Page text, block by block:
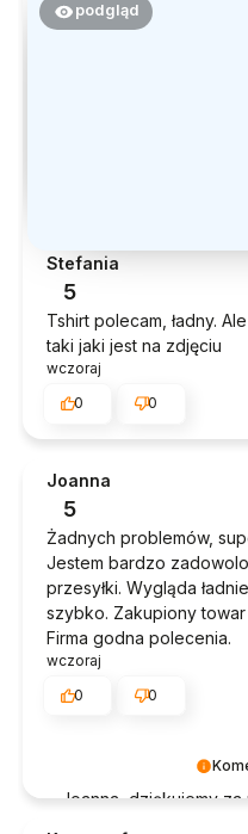
podgląd
Stefania
5
Tshirt polecam, ładny.
taki jaki jest na zdjęciu
wczoraj
0
0
Joanna, dziękujemy za
Joanna
5
Żadnych problemów,
Jestem bardzo
przesyłki. Wygląda
szybko. Zakupiony
Firma godna polecenia.
wczoraj
0
0